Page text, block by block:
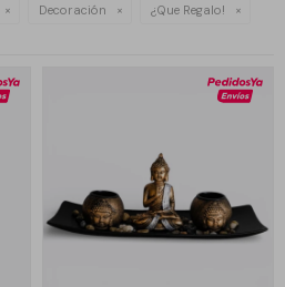
Decoración ¿Que Regalo!